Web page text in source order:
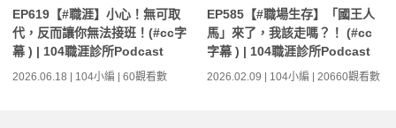
EP619【#職涯】小心！無可取
代，反而讓你無法接班！(#cc字
幕 ) | 104職涯診所Podcast
2026.06.18 | 104小編 | 60觀看數
EP585【#職場生存】「國王人
馬」來了，我該走嗎？！ (#cc
字幕 ) | 104職涯診所Podcast
2026.02.09 | 104小編 | 20660觀看數